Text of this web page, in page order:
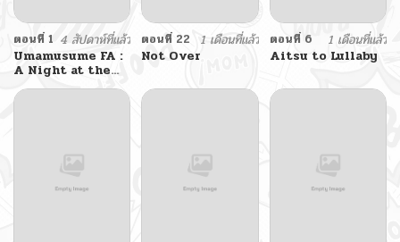
ตอนที่ 1 4 สัปดาห์ที่แล้ว
Umamusume FA :
A Night at the
Opera
ตอนที่ 22
1 เดือนที่แล้ว
Not Over
ตอนที่ 6
1 เดือนที่แล้ว
Aitsu to Lullaby